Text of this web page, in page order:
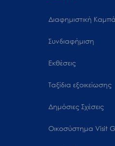
Διαφημιστική
Συνδιαφήμιση
Εκθέσεις
Ταξίδια εξοικείωσης
Δημόσιες Σχέσεις
Oικοσύστημα Visit